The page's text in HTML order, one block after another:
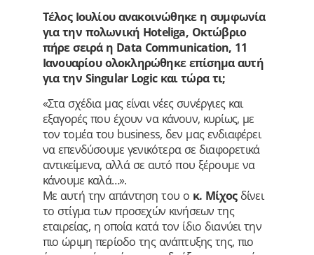
Τέλος Ιουλίου ανακοινώθηκε η συμφωνία
για την πολωνική Hoteliga, Οκτώβριο
πήρε σειρά η Data Communication, 11
Ιανουαρίου ολοκληρώθηκε επίσημα αυτή
για την Singular Logic και τώρα τι;
«Στα σχέδια μας είναι νέες συνέργιες και
εξαγορές που έχουν να κάνουν, κυρίως, με
τον τομέα του business, δεν μας ενδιαφέρει
να επενδύσουμε γενικότερα σε διαφορετικά
αντικείμενα, αλλά σε αυτό που ξέρουμε να
κάνουμε καλά…».
Με αυτή την απάντηση του ο κ. Μίχοςδίνει
το στίγμα των προσεχών κινήσεων της
εταιρείας, η οποία κατά τον ίδιο διανύει την
πιο ώριμη περίοδο της ανάπτυξης της, πιο